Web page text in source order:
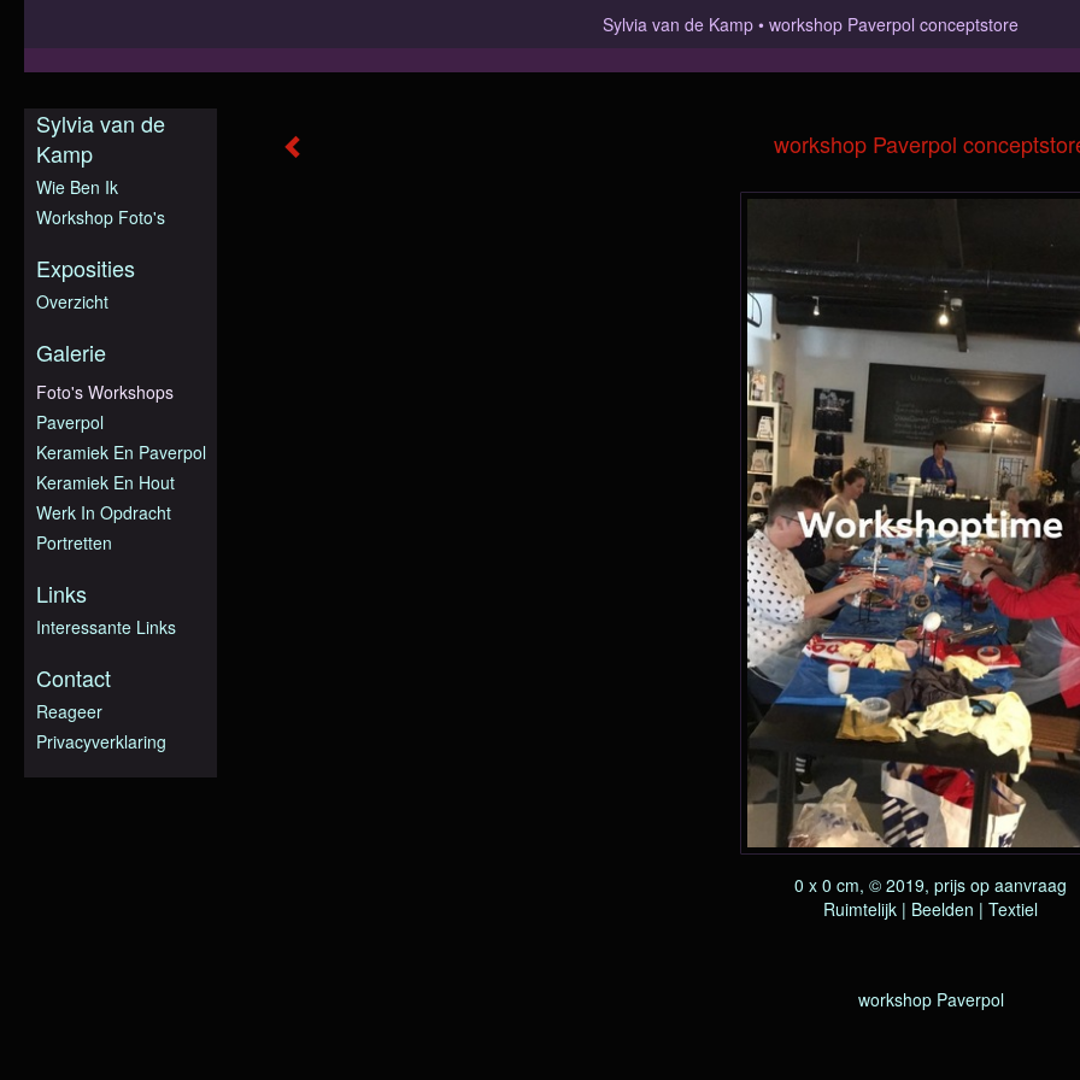
Sylvia van de Kamp workshop Paverpol conceptstore
workshop Paverpol
0 x 0 cm, © 2019, prijs op aanvraag
Ruimtelijk | Beelden | Textiel
workshop Paverpol
Sylvia van de
Kamp
Wie Ben Ik
Workshop Foto's
Exposities
Overzicht
Galerie
Foto's Workshops
Paverpol
Keramiek En Paverpol
Keramiek En Hout
Werk In Opdracht
Portretten
Links
Interessante Links
Contact
Reageer
Privacyverklaring